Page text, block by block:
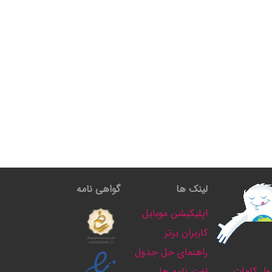
لینک ها
اپلیکیشن موبایل
کاربران برتر
راهنمای حل جدول
گواهی نامه